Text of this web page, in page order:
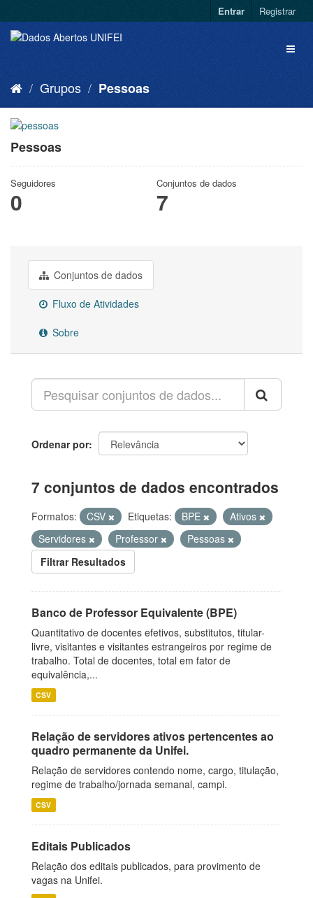
Entrar Registrar
Grupos Pessoas
Pessoas
Seguidores
0
Conjuntos de dados
7
Conjuntos de dados
Fluxo de Atividades
Sobre
Ordenar por
7 conjuntos de dados encontrados
Formatos: CSV Etiquetas: BPE
Ativos
Servidores
Professor
Pessoas
Filtrar Resultados
Banco de Professor Equivalente (BPE)
Quantitativo de docentes efetivos, substitutos, titular-
livre, visitantes e visitantes estrangeiros por regime de
trabalho. Total de docentes, total em fator de
equivalência,...
CSV
Relação de servidores ativos pertencentes ao
quadro permanente da Unifei.
Relação de servidores contendo nome, cargo, titulação,
regime de trabalho/jornada semanal, campi.
CSV
Editais Publicados
Relação dos editais publicados, para provimento de
vagas na Unifei.